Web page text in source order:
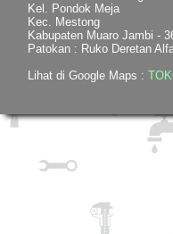
Kel. Pondok Meja
Kec. Mestong
Kabupaten Muaro Jambi -
Patokan : Ruko Deretan
Lihat di Google Maps :